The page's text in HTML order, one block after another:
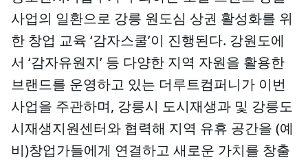
사업의 일환으로 강릉 원도심 상권 활성화를 위
한 창업 교육 ‘감자스쿨’이 진행된다. 강원도에
서 ‘감자유원지’ 등 다양한 지역 자원을 활용한
브랜드를 운영하고 있는 더루트컴퍼니가 이번
사업을 주관하며, 강릉시 도시재생과 및 강릉도
시재생지원센터와 협력해 지역 유휴 공간을 (예
비)창업가들에게 연결하고 새로운 가치를 창출